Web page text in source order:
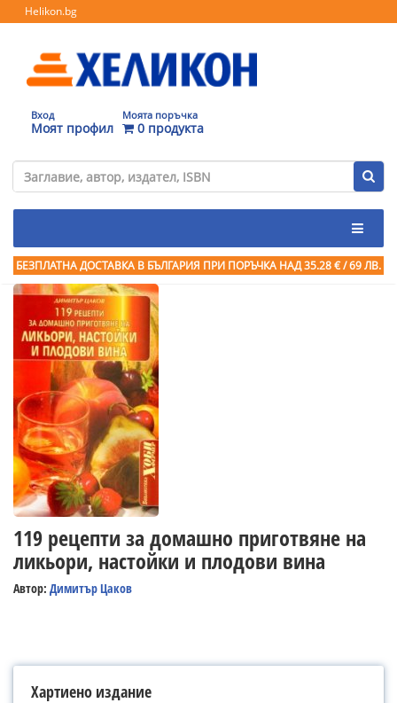
Helikon.bg
Вход
Моят профил
Моята поръчка
0 продукта
БЕЗПЛАТНА ДОСТАВКА В БЪЛГАРИЯ ПРИ ПОРЪЧКА НАД 35.28 € / 69 ЛВ.
119 рецепти за домашно приготвяне на
ликьори, настойки и плодови вина
Автор: Димитър Цаков
Хартиено издание